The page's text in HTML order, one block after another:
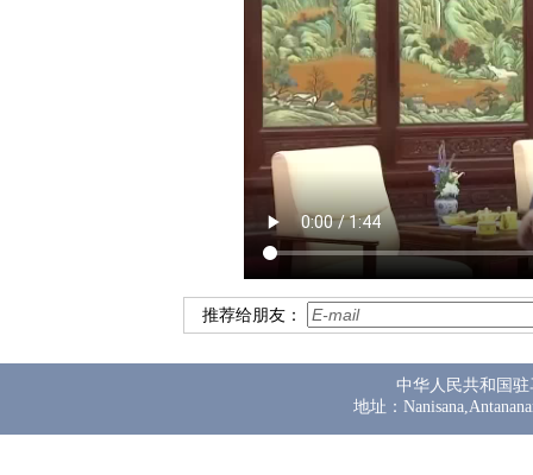
推荐给朋友：
中华人民共和国
地址：